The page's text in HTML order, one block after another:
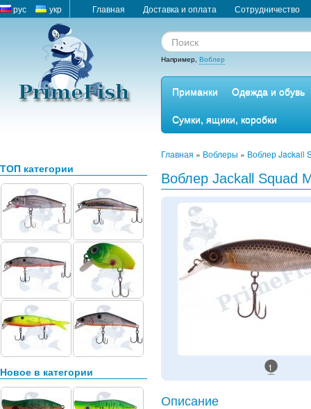
рус укр Главная Доставка и оплата Сотрудничество
Например, Воблер
Приманки
Одежда и обувь
Сумки, ящики, коробки
ТОП категории
Новое в категории
Главная » Воблеры » Воблер Jackall
Воблер Jackall Squad
1
Описание